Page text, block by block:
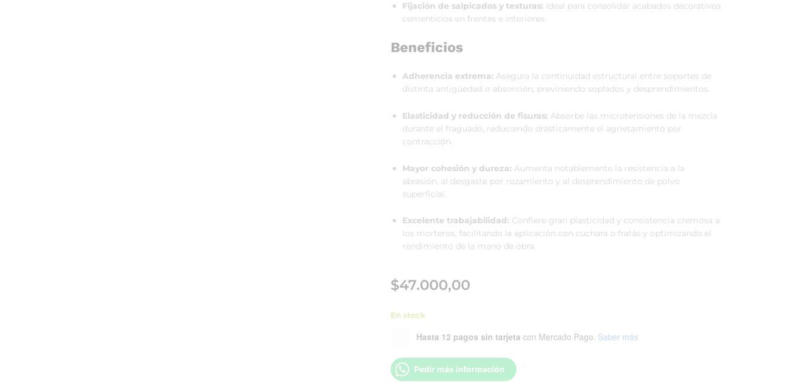
Fijación de salpicados y texturas: Ideal para consolidar acabados decorativos
cementicios en frentes e interiores.
Beneficios
Adherencia extrema: Asegura la continuidad estructural entre soportes de
distinta antigüedad o absorción, previniendo soplados y desprendimientos.
Elasticidad y reducción de fisuras: Absorbe las microtensiones de la mezcla
durante el fraguado, reduciendo drásticamente el agrietamiento por
contracción.
Mayor cohesión y dureza: Aumenta notablemente la resistencia a la
abrasión, al desgaste por rozamiento y al desprendimiento de polvo
superficial.
Excelente trabajabilidad: Confiere gran plasticidad y consistencia cremosa a
los morteros, facilitando la aplicación con cuchara o fratás y optimizando el
rendimiento de la mano de obra.
$47.000,00
En stock
Hasta 12 pagos sin tarjeta con Mercado Pago. Saber más
Pedir más información